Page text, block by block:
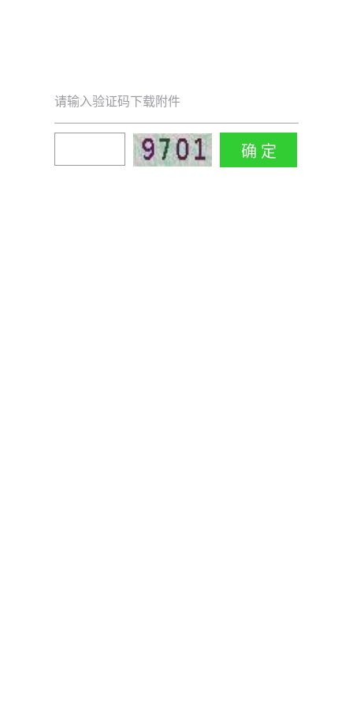
请输入验证码下载附件